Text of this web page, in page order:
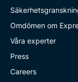
Omdömen om
Våra experter
Press
Careers